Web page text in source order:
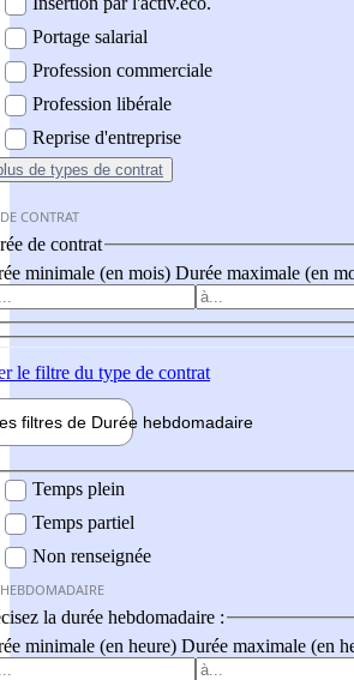
Portage salarial
Profession commerciale
Profession libérale
Reprise d'entreprise
de types de contrat
CONTRAT
de contrat
minimale (en mois) Durée maximale (en
le filtre du type de contrat
filtres de Durée hebdomadaire
Temps plein
Temps partiel
Non renseignée
la durée hebdomadaire :
minimale (en heure) Durée maximale (en